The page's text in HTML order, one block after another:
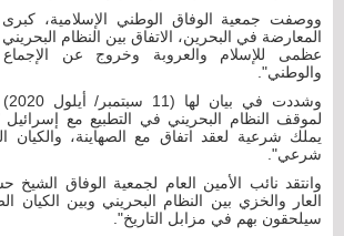
ووصفت جمعية الوفاق الوطني الإسلامية، كبرى
المعارضة في البحرين، الاتفاق بين النظام
عظمى للإسلام والعروبة وخروج عن الإجماع
والوطني".
لموقف النظام البحريني في التطبيع مع إسرائيل
يملك شرعية لعقد اتفاق مع الصهاينة، والكيان
شرعي".
وانتقد نائب الأمين العام لجمعية الوفاق الشيخ
العار والخزي بين النظام البحريني وبين الكيان
سيلحقون بهم في مزابل التاريخ".